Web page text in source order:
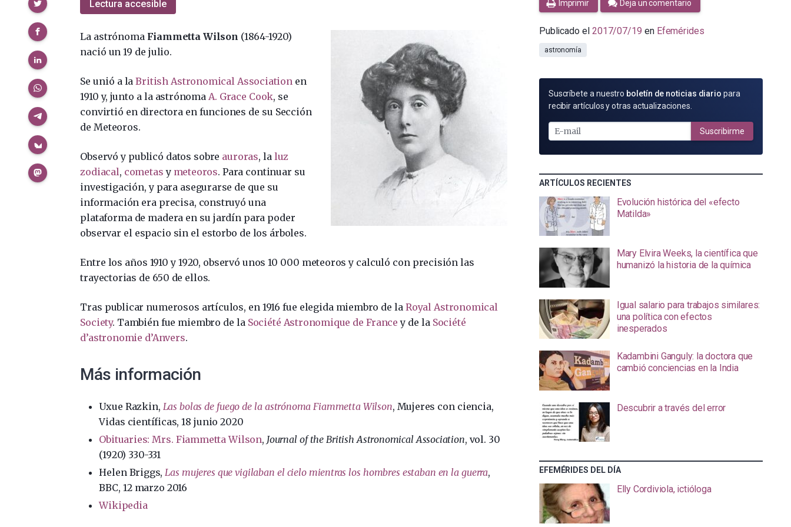
Lectura accesible
La astrónoma Fiammetta Wilson (1864-1920)
nació un 19 de julio.
Se unió a laBritish Astronomical Association en
1910 y, junto a la astrónoma A. Grace Cook, se
convirtió en directora en funciones de su Sección
de Meteoros.
Observó y publicó datos sobre auroras, la luz
zodiacal, cometas y meteoros. Para continuar su
investigación, y para asegurarse de que su
información era precisa, construyó una
plataforma de madera en su jardín para poder
observar el espacio sin el estorbo de los árboles.
Entre los años 1910 y 1920, observó unos 10 000 meteoros y calculó con precisión las
trayectorias de 650 de ellos.
Tras publicar numerosos artículos, en 1916 fue elegida miembro de la Royal Astronomical
Society. También fue miembro de la Société Astronomique de France y de la Société
d’astronomie d’Anvers.
Más información
Uxue Razkin, Las bolas de fuego de la astrónoma Fiammetta Wilson, Mujeres con ciencia,
Vidas científicas, 18 junio 2020
Obituaries: Mrs. Fiammetta Wilson, Journal of the British Astronomical Association, vol. 30
(1920) 330-331
Helen Briggs, Las mujeres que vigilaban el cielo mientras los hombres estaban en la guerra,
BBC, 12 marzo 2016
Wikipedia
Imprimir Deja un comentario
Publicado el 2017/07/19 en Efemérides
astronomía
SUSCRÍBETE
POR
MAIL
Suscríbete a nuestro boletín de noticias diario para
recibir artículos y otras actualizaciones.
Suscribirme
ARTÍCULOS RECIENTES
Evolución histórica del «efecto
Matilda»
Mary Elvira Weeks, la científica que
humanizó la historia de la química
Igual salario para trabajos similares:
una política con efectos
inesperados
Kadambini Ganguly: la doctora que
cambió conciencias en la India
Descubrir a través del error
EFEMÉRIDES DEL DÍA
Elly Cordiviola, ictióloga